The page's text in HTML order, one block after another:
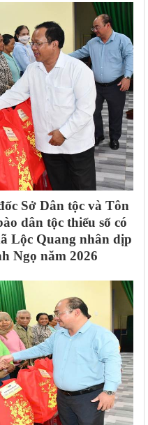
Sở Dân tộc và Tôn
dân tộc thiểu số có
Lộc Quang nhân dịp
Ngọ năm 2026